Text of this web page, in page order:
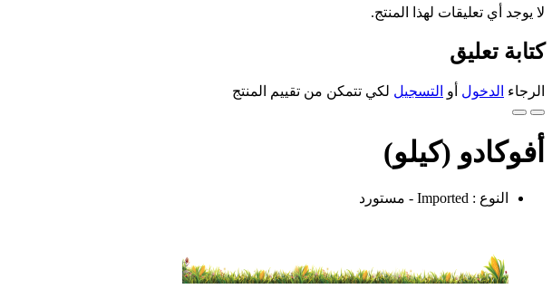
لا يوجد أي تعليقات لهذا المنتج.
كتابة تعليق
الرجاء الدخول أو التسجيل لكي تتمكن من تقييم المنتج
أفوكادو (كيلو)
النوع : Imported - مستورد